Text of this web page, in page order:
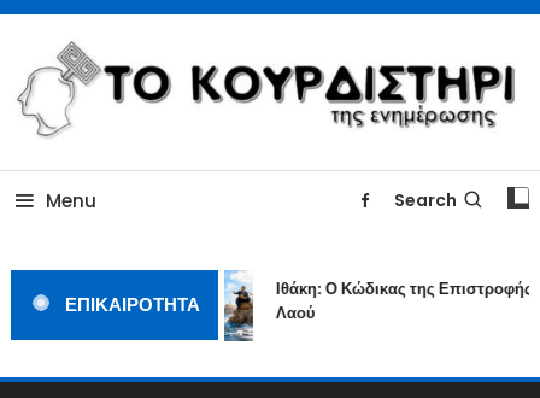
Skip
Content
TOKOURDISTIRI.GR
Menu Search
ΕΠΙΚΑΙΡΟΤΗΤΑ
Ιθάκη: Ο Κώδικας της Επιστροφής
Λαού